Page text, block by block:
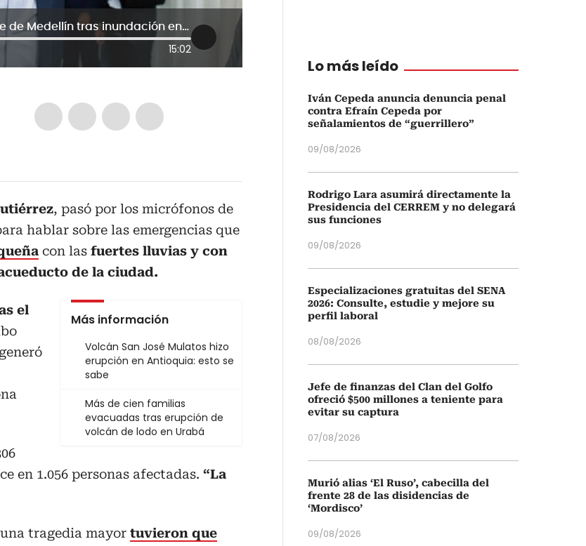
No nos vamos hasta reponer daños: alcalde de Medellín tras inundación en barrio Santa Cruz
15:02
, pasó por los micrófonos de
hablar sobre las emergencias que
con las fuertes lluvias y con
de la ciudad.
Más información
Volcán San José Mulatos hizo
erupción en Antioquia: esto se
sabe
Más de cien familias
evacuadas tras erupción de
volcán de lodo en Urabá
el
en 1.056 personas afectadas. “La
tragedia mayor tuvieron que
Lo más leído
Iván Cepeda anuncia denuncia penal
contra Efraín Cepeda por
señalamientos de “guerrillero”
09/08/2026
Rodrigo Lara asumirá directamente la
Presidencia del CERREM y no delegará
sus funciones
09/08/2026
Especializaciones gratuitas del SENA
2026: Consulte, estudie y mejore su
perfil laboral
08/08/2026
Jefe de finanzas del Clan del Golfo
ofreció $500 millones a teniente para
evitar su captura
07/08/2026
Murió alias ‘El Ruso’, cabecilla del
frente 28 de las disidencias de
‘Mordisco’
09/08/2026